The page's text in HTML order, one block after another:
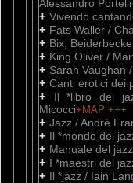
Alessandro Portelli
+ Vivendo
+ Fats Waller /
+ Bix,
+ King Oliver /
+ Sarah Vaughan
+ Canti erotici dei
+
Il *libro del
Micocci+MAP +++
+ Jazz / André
+ Il *mondo del
+ Manuale del
+ I *maestri del
+ Il *jazz / Iain